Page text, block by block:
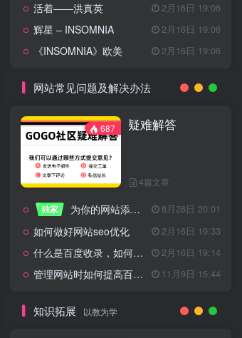
活着——洪真英 2月16日 19:06
辉星 – INSOMNIA 2月16日 19:06
《INSOMNIA》欧美 2月16日 19:06
网站常见问题及解决办法
687 疑难解答
4篇文章
独家 为你的网站添加百度登录 8月26日 20:01
如何做好网站seo优化 2月16日 19:33
什么是百度收录，如何提高收录量？ 2月16日 19:14
管理网站时如何提高百度权重？ 11月9日 15:44
知识拓展 以教为学